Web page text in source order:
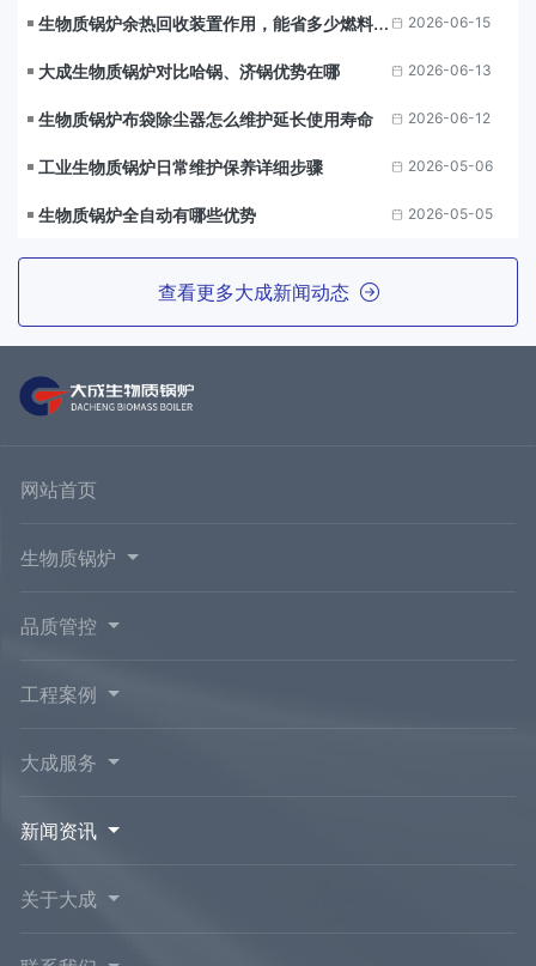
生物质锅炉余热回收装置作用，能省多少燃料成
2026-06-15
大成生物质锅炉对比哈锅、济锅优势在哪 2026-06-13
生物质锅炉布袋除尘器怎么维护延长使用寿命 2026-06-12
工业生物质锅炉日常维护保养详细步骤 2026-05-06
生物质锅炉全自动有哪些优势 2026-05-05
查看更多大成新闻动态
网站首页
生物质锅炉
品质管控
工程案例
大成服务
新闻资讯
关于大成